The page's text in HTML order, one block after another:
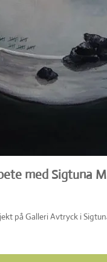
med Sigtuna
på Galleri Avtryck i